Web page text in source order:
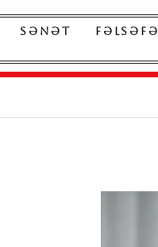
SƏNƏT FƏLSƏFƏ